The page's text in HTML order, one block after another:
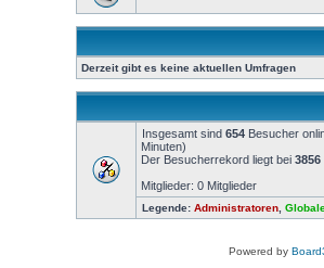
Derzeit gibt es keine aktuellen Umfragen
Insgesamt sind 654 Besucher
Minuten)
Der Besucherrekord liegt bei 3856
Mitglieder: 0 Mitglieder
Legende: Administratoren
Powered by